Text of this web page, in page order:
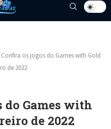
Confira os jogos do Games with Gold
de 2022
do Games with
de 2022